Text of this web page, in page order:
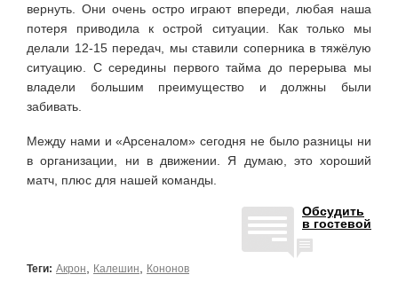
вернуть. Они очень остро играют впереди, любая наша
потеря приводила к острой ситуации. Как только мы
делали 12-15 передач, мы ставили соперника в тяжёлую
ситуацию. С середины первого тайма до перерыва мы
владели большим преимущество и должны были
забивать.
Между нами и «Арсеналом» сегодня не было разницы ни
в организации, ни в движении. Я думаю, это хороший
матч, плюс для нашей команды.
Обсудить
в гостевой
Теги: Акрон Калешин Кононов